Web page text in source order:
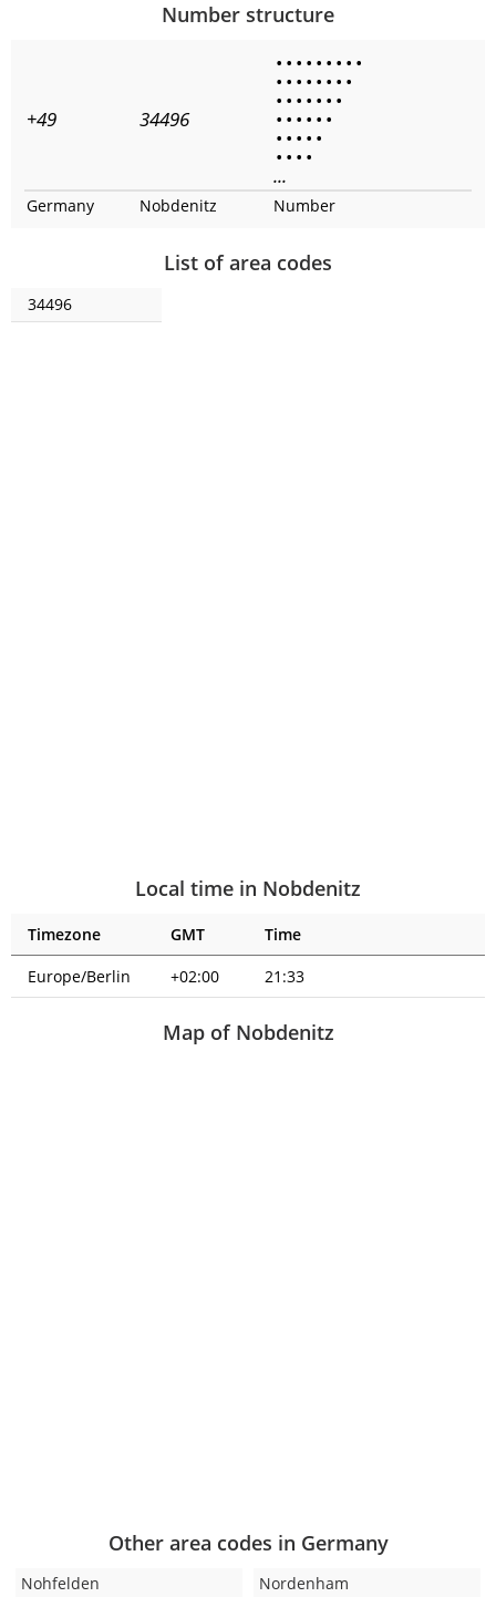
Number structure
+49 34496
• • • • • • • • •
• • • • • • • •
• • • • • • •
• • • • • •
• • • • •
• • • •
...
Germany Nobdenitz Number
List of area codes
34496
Local time in Nobdenitz
Timezone GMT
Time
Europe/Berlin
+02:00 21:33
Map of Nobdenitz
Other area codes in Germany
Nohfelden Nordenham